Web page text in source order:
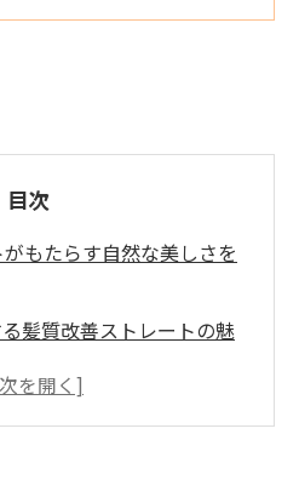
目次
もたらす自然な美しさを
髪質改善ストレートの魅
叶う美容室の技術力